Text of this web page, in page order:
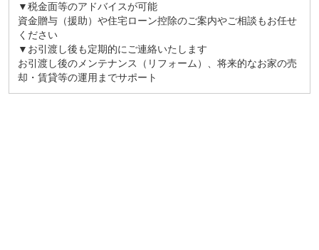
▼税金面等のアドバイスが可能
資金贈与（援助）や住宅ローン控除のご案内やご相談もお任せ
ください
▼お引渡し後も定期的にご連絡いたします
お引渡し後のメンテナンス（リフォーム）、将来的なお家の売
却・賃貸等の運用までサポート